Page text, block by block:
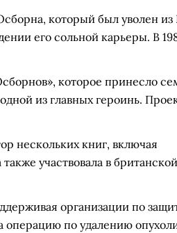
который был уволен из
его сольной карьеры. В
которое принесло
из главных героинь.
нескольких книг, включая
участвовала в
организации по
операцию по удалению